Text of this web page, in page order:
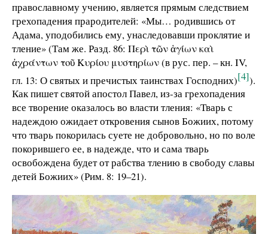
православному учению, является прямым следствием
грехопадения прародителей: «Мы… родившись от
Адама, уподобились ему, унаследовавши проклятие и
тление» (Там же. Разд. 86: Περὶ τῶν ἁγίων καὶ
ἀχράντων τοῦ Κυρίου μυστηρίων (в рус. пер. – кн. IV,
гл. 13: О святых и пречистых таинствах Господних)[4]).
Как пишет святой апостол Павел, из-за грехопадения
все творение оказалось во власти тления: «Тварь с
надеждою ожидает откровения сынов Божиих, потому
что тварь покорилась суете не добровольно, но по воле
покорившего ее, в надежде, что и сама тварь
освобождена будет от рабства тлению в свободу славы
детей Божиих» (Рим. 8: 19–21).